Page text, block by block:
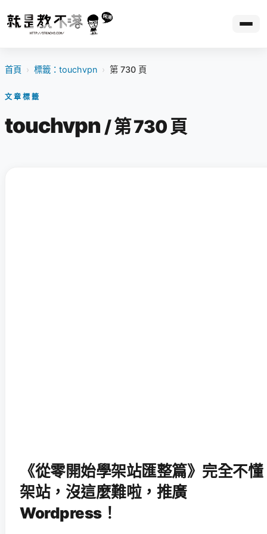
首頁 › 標籤：touchvpn › 第 730 頁
文章標籤
touchvpn / 第 730 頁
《從零開始學架站匯整篇》完全不懂
架站，沒這麼難啦，推廣
Wordpress！